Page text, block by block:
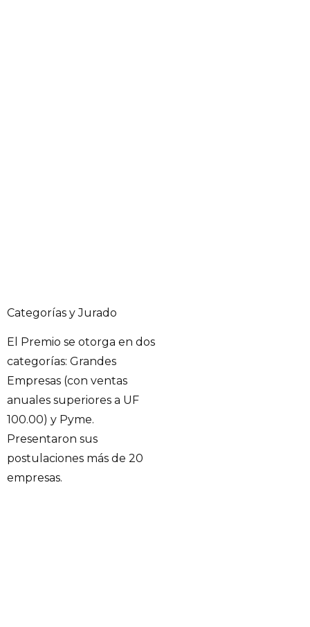
Categorías y Jurado
El Premio se otorga en dos
categorías: Grandes
Empresas (con ventas
anuales superiores a UF
100.00) y Pyme.
Presentaron sus
postulaciones más de 20
empresas.